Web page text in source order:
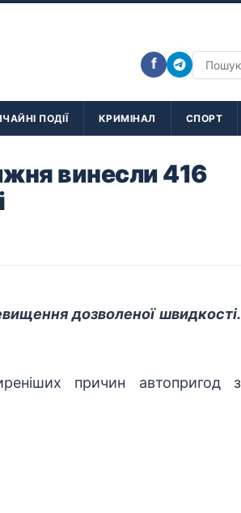
f
ПОДІЇ КРИМІНАЛ СПОРТ
винесли 416
дозволеної швидкості.
причин автопригод з